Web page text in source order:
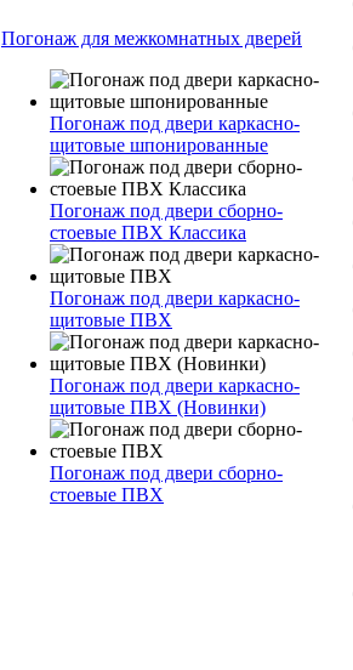
Погонаж для межкомнатных дверей
Погонаж под двери каркасно-
щитовые шпонированные
Погонаж под двери сборно-
стоевые ПВХ Классика
Погонаж под двери каркасно-
щитовые ПВХ
Погонаж под двери каркасно-
щитовые ПВХ (Новинки)
Погонаж под двери сборно-
стоевые ПВХ